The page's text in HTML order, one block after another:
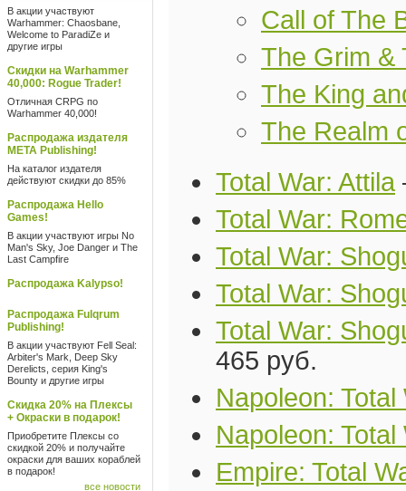
В акции участвуют
Warhammer: Chaosbane,
Welcome to ParadiZe и
другие игры
Скидки на Warhammer
40,000: Rogue Trader!
Отличная CRPG по
Warhammer 40,000!
Распродажа издателя
META Publishing!
На каталог издателя
действуют скидки до 85%
Распродажа Hello
Games!
В акции участвуют игры No
Man's Sky, Joe Danger и The
Last Campfire
Распродажа Kalypso!
Распродажа Fulqrum
Publishing!
В акции участвуют Fell Seal:
Arbiter's Mark, Deep Sky
Derelicts, серия King's
Bounty и другие игры
Скидка 20% на Плексы
+ Окраски в подарок!
Приобретите Плексы со
скидкой 20% и получайте
окраски для ваших кораблей
в подарок!
все новости
Call of The
The Grim &
The King
The Realm
Total War: Attila
Total War:
Total War:
Total War:
Total War:
465 руб.
Napoleon: Total
Napoleon:
Empire: Total